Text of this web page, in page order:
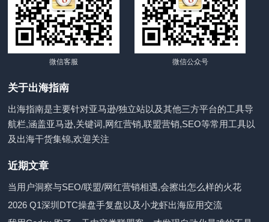
微信客服 微信公众号
关于出海指南
出海指南是主要针对亚马逊/独立站以及其他三方平台的工具导
航栏,涵盖亚马逊,关键词,网红营销,联盟营销,SEO等常用工具以
及出海干货集锦,欢迎关注
近期文章
当用户洞察与SEO/联盟/网红营销相遇,会擦出怎么样的火花
2026 Q1深圳DTC操盘手复盘以及小龙虾出海应用交流